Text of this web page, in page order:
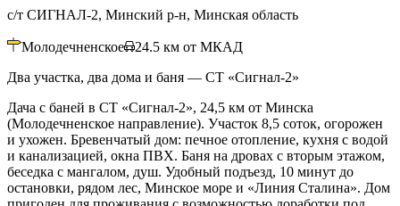
с/т СИГНАЛ-2, Минский р-н, Минская область
Молодечненское 24.5 км от МКАД
Два участка, два дома и баня — СТ «Сигнал‑2»
Дача с баней в СТ «Сигнал-2», 24,5 км от Минска
(Молодечненское направление). Участок 8,5 соток, огорожен
и ухожен. Бревенчатый дом: печное отопление, кухня с водой
и канализацией, окна ПВХ. Баня на дровах с вторым этажом,
беседка с мангалом, душ. Удобный подъезд, 10 минут до
остановки, рядом лес, Минское море и «Линия Сталина». Дом